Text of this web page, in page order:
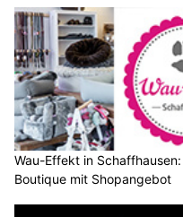
Wau-Effekt in
Boutique mit Shopangebot